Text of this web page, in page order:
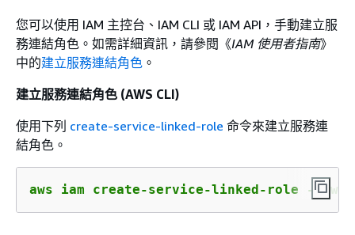
您可以使用 IAM 主控台、IAM CLI 或 IAM API，手動建立服
務連結角色。如需詳細資訊，請參閱《IAM 使用者指南》
中的建立服務連結角色 。
建立服務連結角色 (AWS CLI)
使用下列 create-service-linked-role 命令來建立服務連
結角色。
aws iam create-service-linked-role --aws-